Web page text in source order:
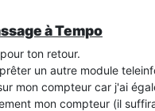
à Tempo
ton retour.
un autre module
mon compteur car j'ai
mon compteur (il